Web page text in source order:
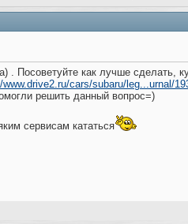
. Посоветуйте как лучше сделать,
www.drive2.ru/cars/subaru/leg...urnal/
решить данный вопрос=)
сервисам кататься